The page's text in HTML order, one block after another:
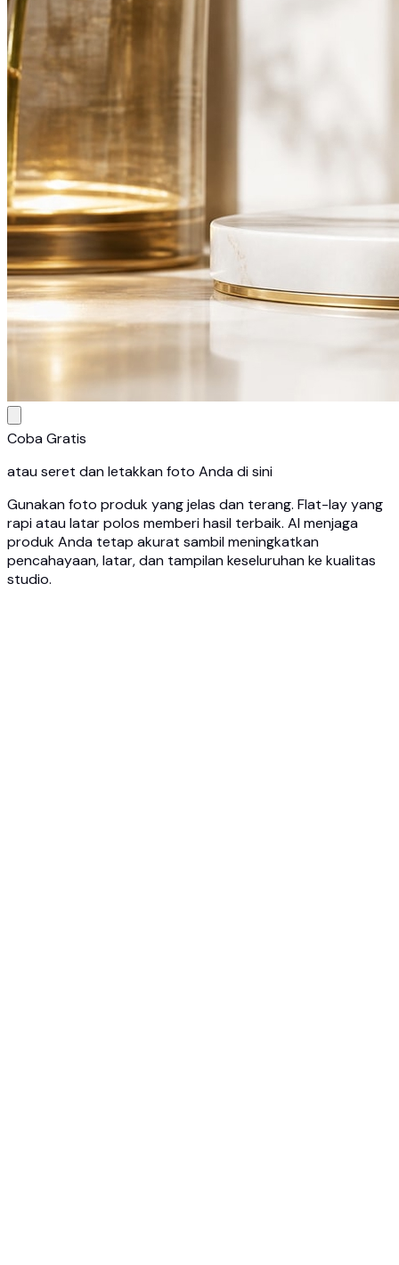
Coba Gratis
atau seret dan letakkan foto Anda di sini
Gunakan foto produk yang jelas dan terang. Flat-lay yang
rapi atau latar polos memberi hasil terbaik. AI menjaga
produk Anda tetap akurat sambil meningkatkan
pencahayaan, latar, dan tampilan keseluruhan ke kualitas
studio.